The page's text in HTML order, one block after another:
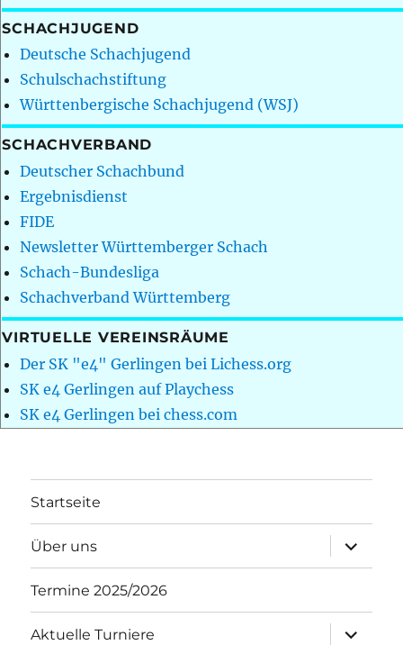
SCHACHJUGEND
Deutsche Schachjugend
Schulschachstiftung
Württenbergische Schachjugend (WSJ)
SCHACHVERBAND
Deutscher Schachbund
Ergebnisdienst
FIDE
Newsletter Württemberger Schach
Schach-Bundesliga
Schachverband Württemberg
VIRTUELLE VEREINSRÄUME
Der SK "e4" Gerlingen bei Lichess.org
SK e4 Gerlingen auf Playchess
SK e4 Gerlingen bei chess.com
Startseite
Über uns
öffnen
Termine 2025/2026
Aktuelle Turniere
öffnen